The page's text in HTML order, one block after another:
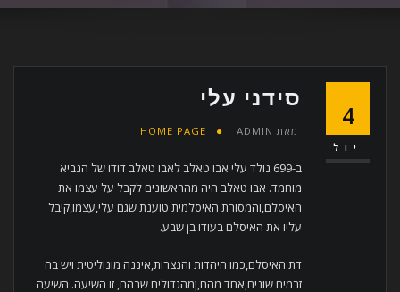
4
יול
סידני עלי
מאת ADMIN
HOME PAGE
ב-699 נולד עלי אבו טאלב לאבו טאלב דודו של הנביא
מוחמד. אבו טאלב היה מהראשונים לקבל על עצמו את
האיסלם,והמסורת האיסלמית טוענת שגם עלי,עצמו,קיבל
עליו את האיסלם בעודו בן שבע.
דת האיסלם,כמו היהדות והנצרות,איננה מונוליטית ויש בה
זרמים שונים,אחד מהם,ןמהגדולים שבהם, זו השיעה. השיעה